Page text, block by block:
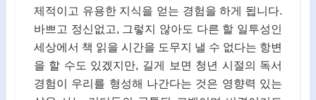
제적이고 유용한 지식을 얻는 경험을 하게 됩니다.
바쁘고 정신없고, 그렇지 않아도 다른 할 일투성인
세상에서 책 읽을 시간을 도무지 낼 수 없다는 항변
을 할 수도 있겠지만, 길게 보면 청년 시절의 독서
경험이 우리를 형성해 나간다는 것은 영향력 있는